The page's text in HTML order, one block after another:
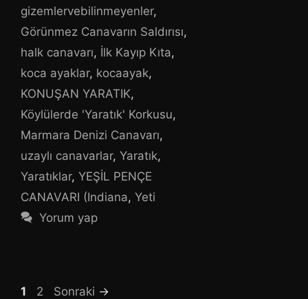
gizemlervebilinmeyenler,
Görünmez Canavarın Saldırısı,
halk canavarı, İlk Kayıp Kıta,
koca ayaklar, kocaayak,
KONUŞAN YARATIK,
Köylülerde 'Yaratık' Korkusu,
Marmara Denizi Canavarı,
uzaylı canavarlar, Yaratık,
Yaratıklar, YEŞİL PENÇE
CANAVARI (Indiana, Yeti
Yorum yap
Sayfa
1 Sayfa
2 Sonraki →